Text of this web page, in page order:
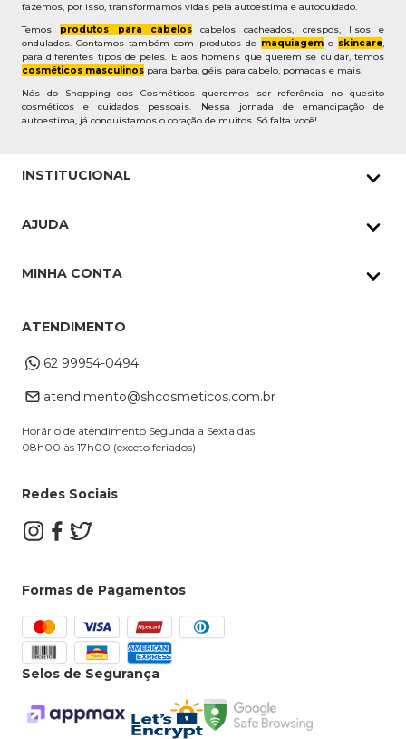
fazemos, por isso, transformamos vidas pela autoestima e autocuidado.
Temos produtos para cabeloscabelos cacheados, crespos, lisos e
ondulados. Contamos também com produtos de maquiageme skincare,
para diferentes tipos de peles. E aos homens que querem se cuidar, temos
cosméticos masculinos para barba, géis para cabelo, pomadas e mais.
Nós do Shopping dos Cosméticos queremos ser referência no quesito
cosméticos e cuidados pessoais. Nessa jornada de emancipação de
autoestima, já conquistamos o coração de muitos. Só falta você!
INSTITUCIONAL
Pedidos Whatsapp
Cupons
AJUDA
Troca e Devoluções
Dúvidas Frequentes
MINHA CONTA
Alterar Cadastro
ATENDIMENTO
62 99954-0494
atendimento@shcosmeticos.com.br
Horário de atendimento Segunda a Sexta das
08h00 às 17h00 (exceto feriados)
Redes Sociais
Formas de Pagamentos
Selos de Segurança